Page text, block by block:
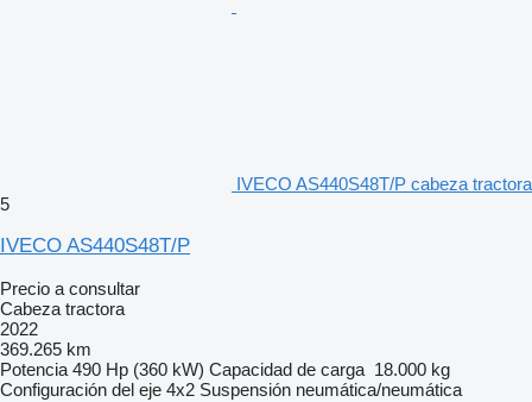
IVECO AS440S48T/P cabeza tractora
5
IVECO AS440S48T/P
Precio a consultar
Cabeza tractora
2022
369.265 km
Potencia 490 Hp (360 kW) Capacidad de carga 18.000 kg
Configuración del eje 4x2 Suspensión neumática/neumática